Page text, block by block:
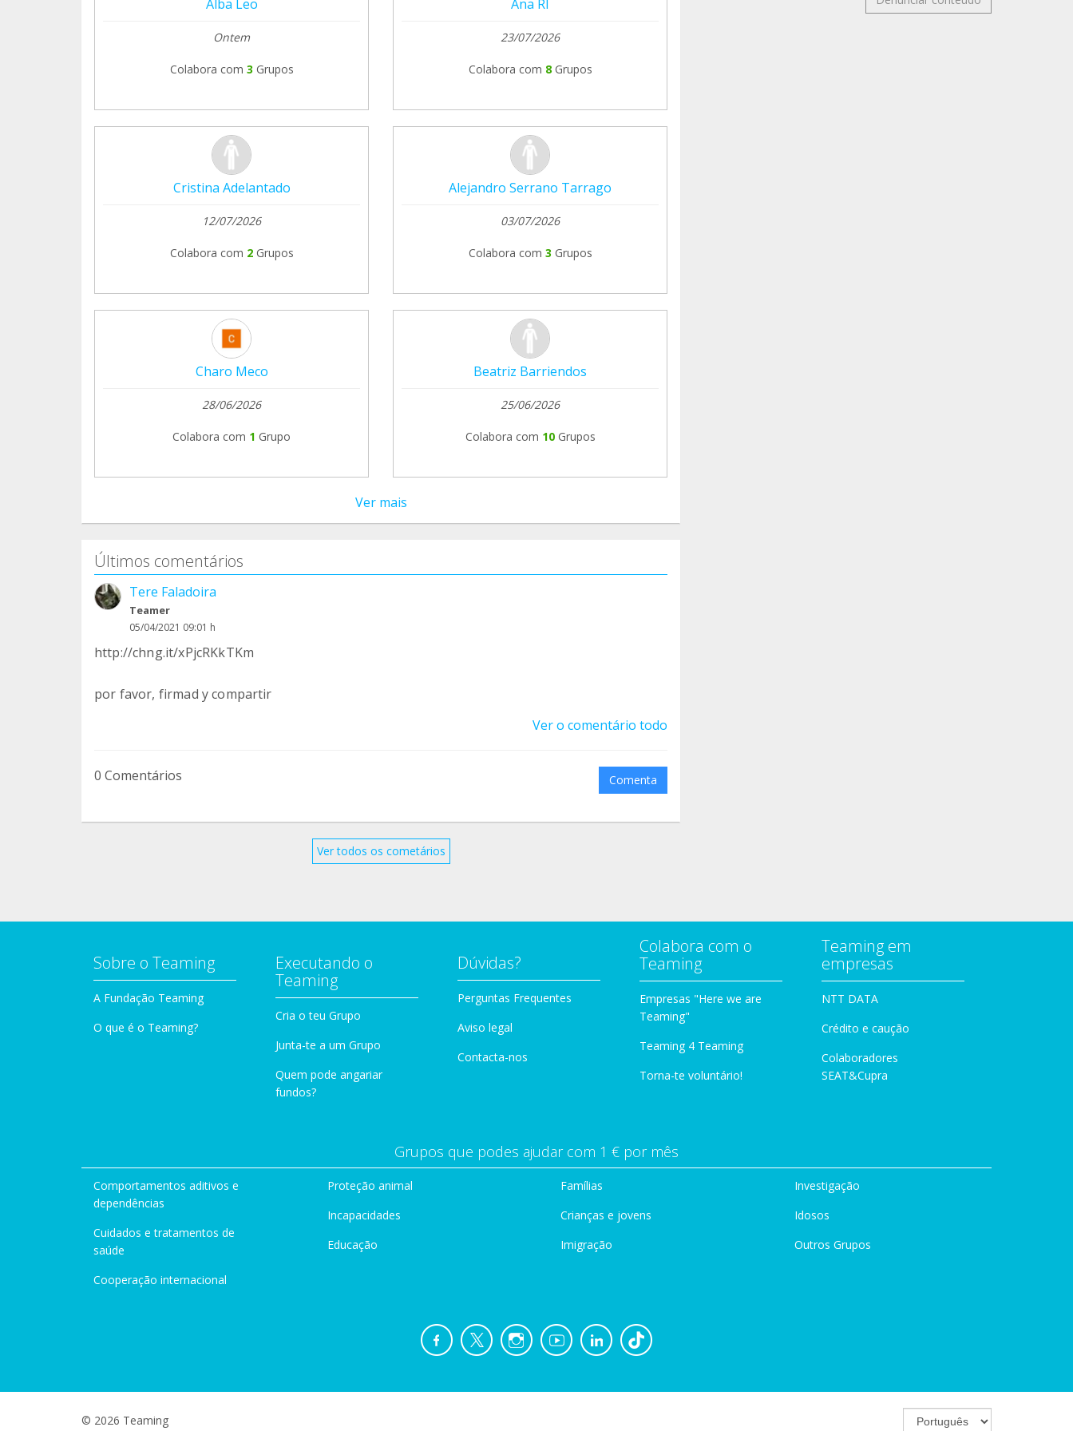
Alba Leo
Ontem
Colabora com 3 Grupos
Ana RI
23/07/2026
Colabora com 8 Grupos
Cristina Adelantado
12/07/2026
Colabora com 2 Grupos
Alejandro Serrano Tarrago
03/07/2026
Colabora com 3 Grupos
Charo Meco
28/06/2026
Colabora com 1 Grupo
Beatriz Barriendos
25/06/2026
Colabora com 10 Grupos
Ver mais
Últimos comentários
Tere Faladoira
Teamer
05/04/2021 09:01 h
http://chng.it/xPjcRKkTKm
por favor, firmad y compartir
Ver o comentário todo
0 Comentários Comenta
Ver todos os cometários
Sobre o Teaming
A Fundação Teaming
O que é o Teaming?
Executando o
Teaming
Cria o teu Grupo
Junta-te a um Grupo
Quem pode angariar
fundos?
Dúvidas?
Perguntas Frequentes
Aviso legal
Contacta-nos
Colabora com o
Teaming
Empresas "Here we are
Teaming"
Teaming 4 Teaming
Torna-te voluntário!
Teaming em
empresas
NTT DATA
Crédito e caução
Colaboradores
SEAT&Cupra
Grupos que podes ajudar com 1 € por mês
Comportamentos aditivos e
dependências
Cuidados e tratamentos de
saúde
Cooperação internacional
Proteção animal
Incapacidades
Educação
Famílias
Crianças e jovens
Imigração
Investigação
Idosos
Outros Grupos
© 2026 Teaming